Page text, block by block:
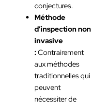
conjectures.
Méthode
d’inspection non
invasive
: Contrairement
aux méthodes
traditionnelles qui
peuvent
nécessiter de